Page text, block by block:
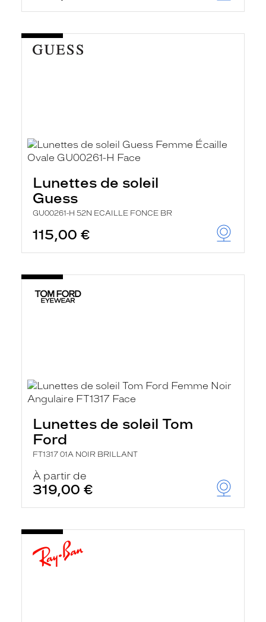
Lunettes de soleil
Guess
GU00261-H 52N ECAILLE FONCE BR
115,00 €
Lunettes de soleil Tom
Ford
FT1317 01A NOIR BRILLANT
À partir de
319,00 €